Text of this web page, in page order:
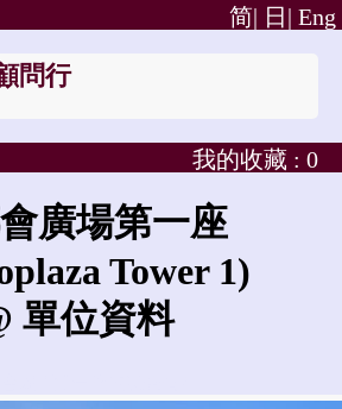
Eng
日|
简|
問行
我的收藏 : 0
廣場第一座
Tower 1)
單位資料